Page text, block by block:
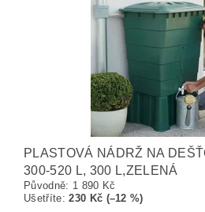
PLASTOVÁ NÁDRŽ NA
300-520 L, 300 L,ZELENÁ
Původně: 1 890 Kč
Ušetříte:230 Kč (–12 %)